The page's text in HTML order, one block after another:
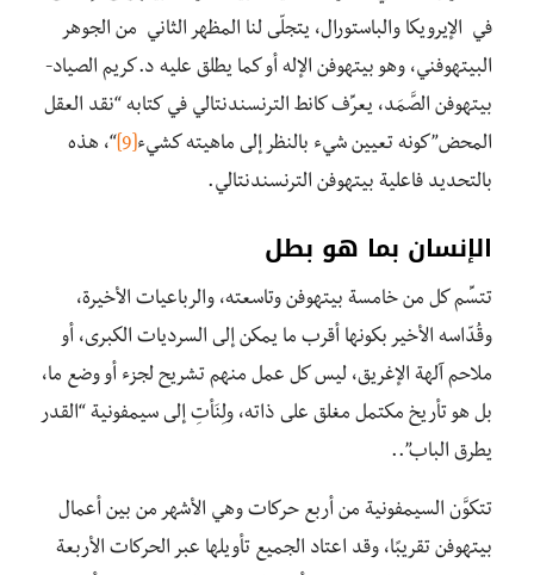
في الإيرويكا والباستورال، يتجلّى لنا المظهر الثاني من الجوهر
البيتهوفني، وهو بيتهوفن الإله أو كما يطلق عليه د.كريم الصياد-
بيتهوفن الصَّمَد، يعرِّف كانط الترنسندنتالي في كتابه “نقد العقل
المحض”كونه تعيين شيء بالنظر إلى ماهيته كشيء[9]
“، هذه
بالتحديد فاعلية بيتهوفن الترنسندنتالي.
الإنسان بما هو بطل
تتسِّم كل من خامسة بيتهوفن وتاسعته، والرباعيات الأخيرة،
وقُدّاسه الأخير بكونها أقرب ما يمكن إلى السرديات الكبرى، أو
ملاحم آلهة الإغريق، ليس كل عمل منهم تشريح لجزء أو وضع ما،
بل هو تأريخ مكتمل مغلق على ذاته، ولِنَأتِ إلى سيمفونية “القدر
يطرق الباب”..
تتكوَّن السيمفونية من أربع حركات وهي الأشهر من بين أعمال
بيتهوفن تقريبًا، وقد اعتاد الجميع تأويلها عبر الحركات الأربعة